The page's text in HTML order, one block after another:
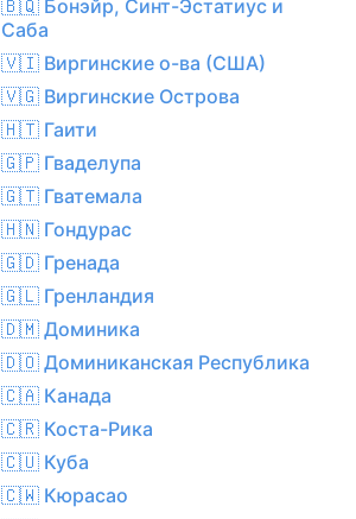
🇧🇶 Бонэйр, Синт-Эстатиус и
Саба
🇻🇮 Виргинские о-ва (США)
🇻🇬 Виргинские Острова
🇭🇹 Гаити
🇬🇵 Гваделупа
🇬🇹 Гватемала
🇭🇳 Гондурас
🇬🇩 Гренада
🇬🇱 Гренландия
🇩🇲 Доминика
🇩🇴 Доминиканская Республика
🇨🇦 Канада
🇨🇷 Коста-Рика
🇨🇺 Куба
🇨🇼 Кюрасао